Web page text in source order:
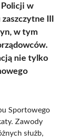
Policji w
III
w tym
nie tylko
Sportowego
Zawody
służb,